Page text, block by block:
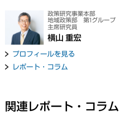
政策研究事業本部
地域政策部 第1グループ
主席研究員
横山 重宏
プロフィールを見る
レポート・コラム
関連レポート・コラム